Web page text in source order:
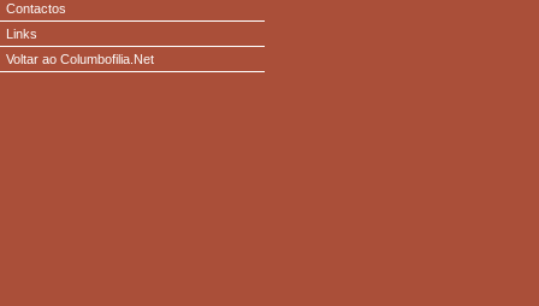
Contactos
Links
Voltar ao Columbofilia.Net